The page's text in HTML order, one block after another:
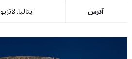
آدرس
ایتالیا،